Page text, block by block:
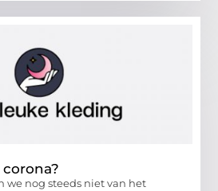
we nog steeds niet van het